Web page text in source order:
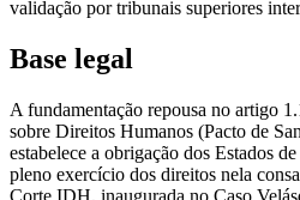
validação por tribunais superiores
Base legal
A fundamentação repousa no artigo
sobre Direitos Humanos (Pacto de
estabelece a obrigação dos Estados
pleno exercício dos direitos nela
Corte IDH, inaugurada no Caso